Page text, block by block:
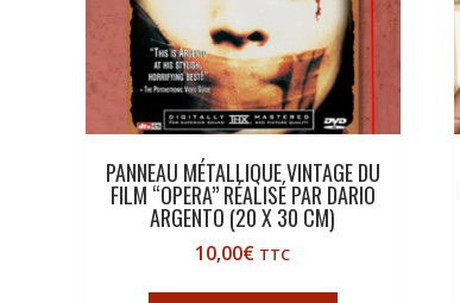
PANNEAU MÉTALLIQUE VINTAGE DU
FILM “OPERA” RÉALISÉ PAR DARIO
ARGENTO (20 X 30 CM)
10,00€ TTC